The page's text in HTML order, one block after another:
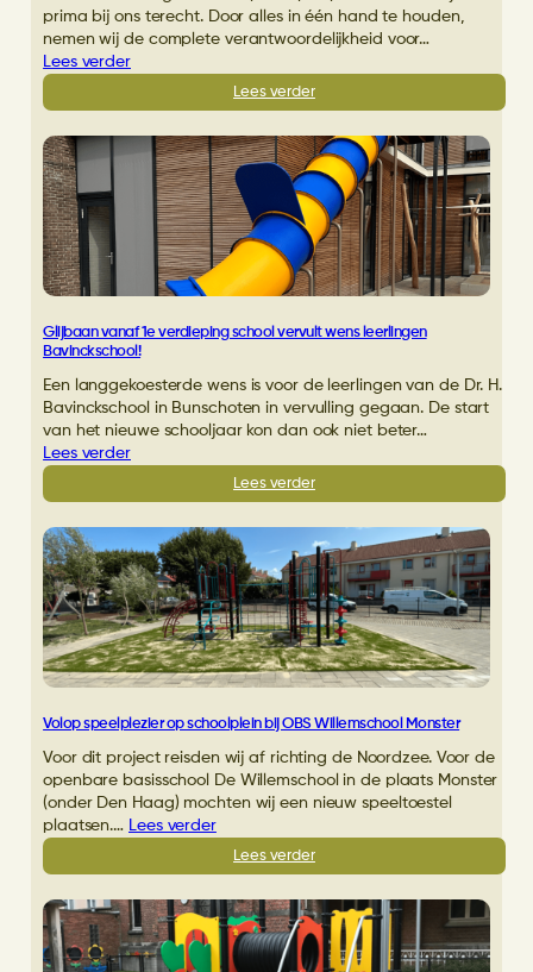
prima bij ons terecht. Door alles in één hand te houden,
nemen wij de complete verantwoordelijkheid voor…
Lees verder
Lees verder:
Speelproject
van
A
tot
Z
bij
Vullerschool
in
Gorssel
Glijbaan vanaf 1e verdieping school vervult wens leerlingen
Bavinckschool!
Een langgekoesterde wens is voor de leerlingen van de Dr. H.
Bavinckschool in Bunschoten in vervulling gegaan. De start
van het nieuwe schooljaar kon dan ook niet beter…
Lees verder
Lees verder:
Glijbaan
vanaf
1e
verdieping
school
vervult
wens
leerlingen
Bavinckschool!
Volop speelplezier op schoolplein bij OBS Willemschool Monster
Voor dit project reisden wij af richting de Noordzee. Voor de
openbare basisschool De Willemschool in de plaats Monster
(onder Den Haag) mochten wij een nieuw speeltoestel
plaatsen.… Lees verder
Lees verder:
Volop
speelplezier
op
schoolplein
bij